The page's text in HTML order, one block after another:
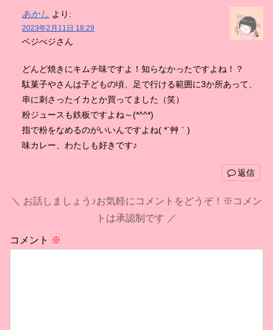
あかし より:
2023年2月11日 18:29
ベジべジさん
どんど焼きにキムチ味ですよ！知らなかったですよね！？
駄菓子やさんは子どもの頃、足で行ける範囲に3か所あって、
串に刺さったイカとか買ってました（笑）
粉ジュースも鉄板ですよね～(*^^*)
指で粉をなめるのがいいんですよね( *´艸｀)
味カレー、わたしも好きです♪
返信
お話しましょう♪お気軽にコメントをどうぞ！※コメン
トは承認制です
コメント ※